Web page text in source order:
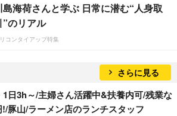
島海荷さんと学ぶ 日常に潜む“人身取
”のリアル
コンタイアップ特集
さらに見る
日3h～/主婦さん活躍中&扶養内可/残業な
豚山/ラーメン店のランチスタッフ